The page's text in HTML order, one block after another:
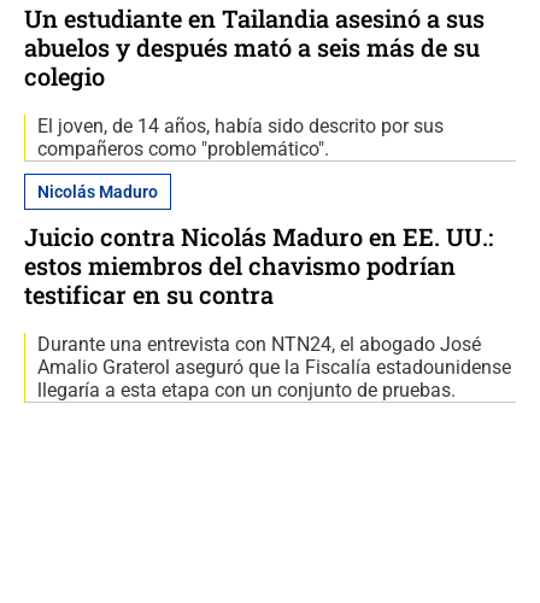
Un estudiante en Tailandia asesinó a sus
abuelos y después mató a seis más de su
colegio
El joven, de 14 años, había sido descrito por sus
compañeros como "problemático".
Nicolás Maduro
Juicio contra Nicolás Maduro en EE. UU.:
estos miembros del chavismo podrían
testificar en su contra
Durante una entrevista con NTN24, el abogado José
Amalio Graterol aseguró que la Fiscalía estadounidense
llegaría a esta etapa con un conjunto de pruebas.